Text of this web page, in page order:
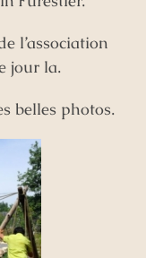
l’association
jour la.
belles photos.